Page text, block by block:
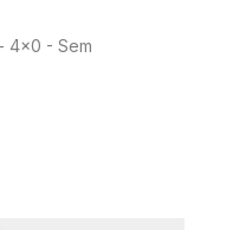
4x0 - Sem